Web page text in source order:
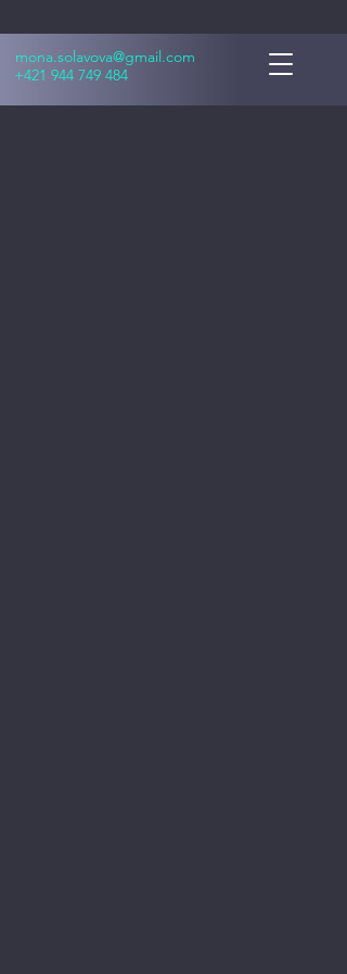
mona.solavova@gmail.com
+421 944 749 484